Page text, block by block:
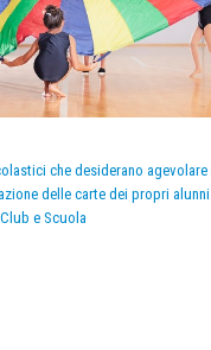
che desiderano agevolare
delle carte dei propri alunni
e Scuola